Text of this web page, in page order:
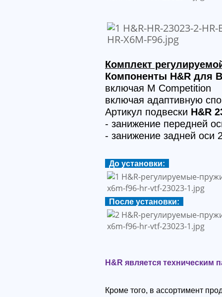
Комплект
Компоненты H&R для
включая M Competition
включая адаптивную
Артикул подвески H&R
- занижение передней
- занижение задней оси
До установки:
После установки:
H&R является техническим
Кроме того, в ассортимент